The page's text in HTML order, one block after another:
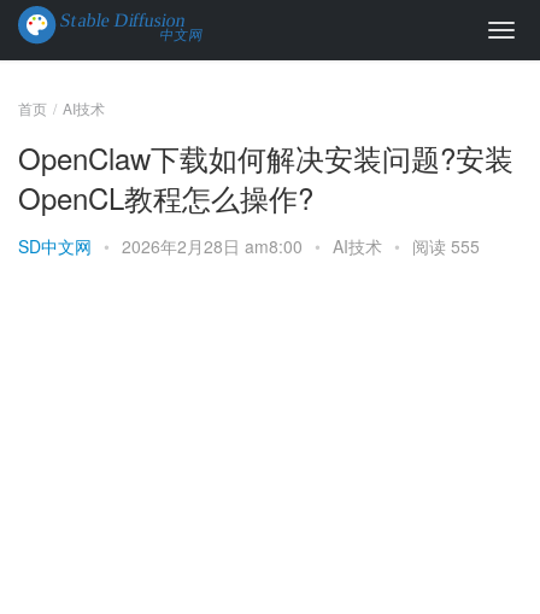
首页 AI技术
OpenClaw下载如何解决安装问题?安装
OpenCL教程怎么操作?
SD中文网 • 2026年2月28日 am8:00 • AI技术 • 阅读 555